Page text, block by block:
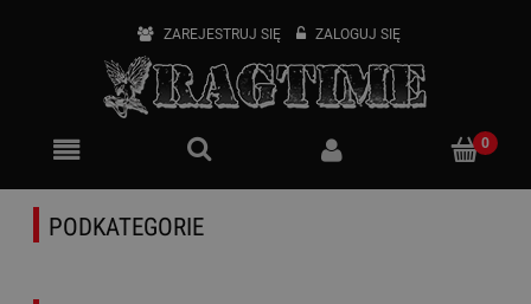
ZAREJESTRUJ SIĘ ZALOGUJ SIĘ
PODKATEGORIE